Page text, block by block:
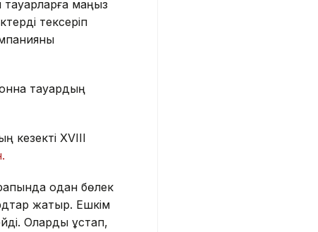
маңыз
тексеріп
тауардың
кезекті XVIII
одан бөлек
жатыр. Ешкім
Оларды ұстап,